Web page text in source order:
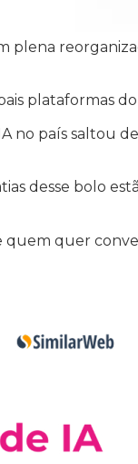
plataformas
no país saltou de
desse bolo
quer